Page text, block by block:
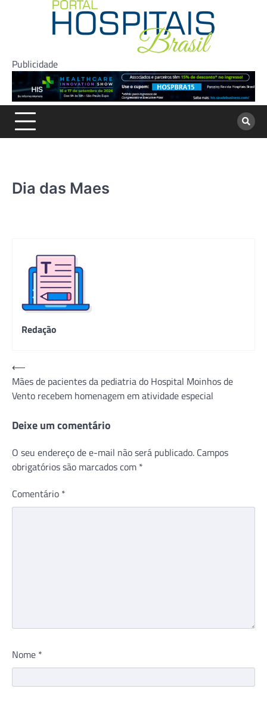
Publicidade
Dia das Maes
Redação
Navegação
de
Post
⟵
Mães de pacientes da pediatria do Hospital Moinhos de
Vento recebem homenagem em atividade especial
Deixe um comentário
O seu endereço de e-mail não será publicado. Campos
obrigatórios são marcados com *
Comentário *
Nome *